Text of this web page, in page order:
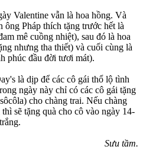
Valentine vẫn là hoa hồng. Và
ông Pháp thích tặng trước hết là
mê cuồng nhiệt), sau đó là hoa
nhưng tha thiết) và cuối cùng là
phúc đầu đời tươi mát).
là dịp để các cô gái thổ lộ tình
ngày này chỉ có các cô gái tặng
cho chàng trai. Nếu chàng
sẽ tặng quà cho cô vào ngày 14-
Sưu tầm.